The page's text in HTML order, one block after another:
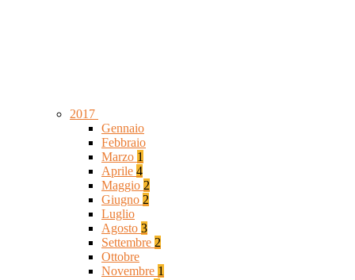
2017
Gennaio
Febbraio
Marzo 1
Aprile 4
Maggio 2
Giugno 2
Luglio
Agosto 3
Settembre 2
Ottobre
Novembre 1